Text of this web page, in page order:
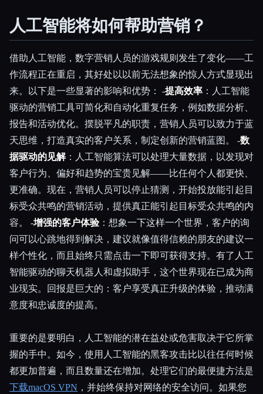
人工智能将如何帮助营销？
借助人工智能，数字营销人员的游戏规则发生了变化——工
作流程正在重启，其好处以以前无法想象的惊人方式显现出
来。以下是一些显著的影响和优势： -提高效率 ：人工智能
驱动的营销工具可简化和自动化重复任务，例如数据分析、
报告和活动优化。摆脱平凡的职责，营销人员可以致力于蓝
天思维，打造真实的客户关系，制定创新的营销蓝图。 -数
据驱动的见解：人工智能算法可以处理大量数据，以发现对
客户行为、偏好和趋势的宝贵见解——比任何个人都更快、
更准确。现在，营销人员可以停止猜测，开始投放能引起目
标受众共鸣的营销活动，提供真正能引起目标受众共鸣的内
容。 -增强的客户体验：想象一下这样一个世界，客户的询
问可以心跳地得到解决，建议就像值得信赖的朋友的建议一
样个性化，而且始终只需点击一下即可获得支持。有了人工
智能驱动的聊天机器人和虚拟助手，这个世界现在已成为商
业现实。回报是巨大的：客户享受真正升级的体验，推动满
意度和忠诚度的提高。
重要的是要明白，人工智能的潜在益处或危害取决于它所掌
握的手中。如今，使用人工智能的黑客攻击比以往任何时候
都更加普遍，而且数量还在增加。处理它们的最便捷方法是
下载macOS VPN ，并始终保持对网络的安全访问。如果您